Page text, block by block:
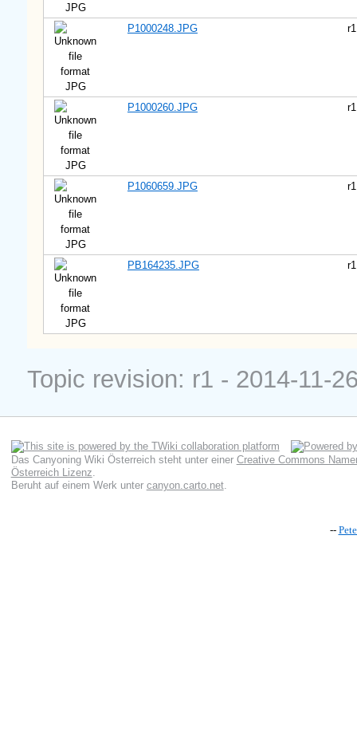
JPG
JPG
P1000248.JPG r1
JPG
P1000260.JPG r1
JPG
P1060659.JPG r1
JPG
PB164235.JPG r1
Topic revision: r1 - 2014-11-
Das Canyoning Wiki Österreichsteht unter einer Creative Commons
Österreich Lizenz
Beruht auf einem Werk unter canyon.carto.net.
--